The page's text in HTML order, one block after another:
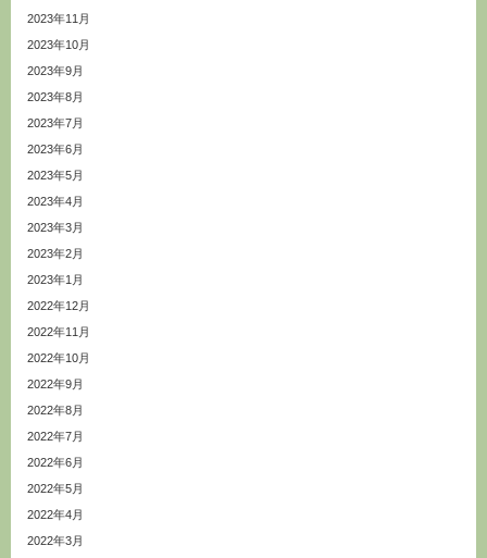
2023年11月
2023年10月
2023年9月
2023年8月
2023年7月
2023年6月
2023年5月
2023年4月
2023年3月
2023年2月
2023年1月
2022年12月
2022年11月
2022年10月
2022年9月
2022年8月
2022年7月
2022年6月
2022年5月
2022年4月
2022年3月